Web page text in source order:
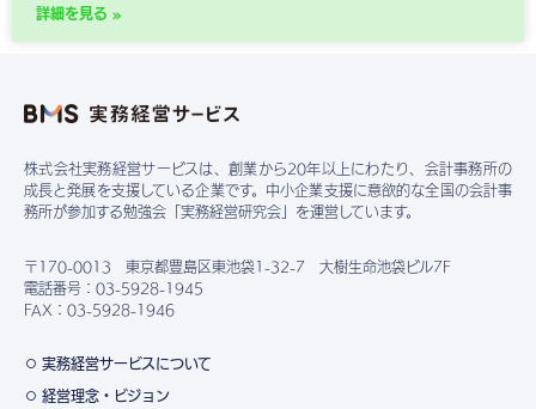
詳細を見る »
株式会社実務経営サービスは、創業から20年以上にわたり、会計事務所の
成長と発展を支援している企業です。中小企業支援に意欲的な全国の会計事
務所が参加する勉強会「実務経営研究会」を運営しています。
〒170-0013 東京都豊島区東池袋1-32-7 大樹生命池袋ビル7F
電話番号：03-5928-1945
FAX：03-5928-1946
実務経営サービスについて
経営理念・ビジョン